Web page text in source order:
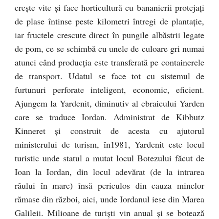
creşte vite şi face horticultură cu bananierii protejaţi
de plase întinse peste kilometri întregi de plantaţie,
iar fructele crescute direct în pungile albăstrii legate
de pom, ce se schimbă cu unele de culoare gri numai
atunci când producţia este transferată pe containerele
de transport. Udatul se face tot cu sistemul de
furtunuri perforate inteligent, economic, eficient.
Ajungem la Yardenit, diminutiv al ebraicului Yarden
care se traduce Iordan. Administrat de Kibbutz
Kinneret şi construit de acesta cu ajutorul
ministerului de turism, în1981, Yardenit este locul
turistic unde statul a mutat locul Botezului făcut de
Ioan la Iordan, din locul adevărat (de la intrarea
râului în mare) însă periculos din cauza minelor
rămase din război, aici, unde Iordanul iese din Marea
Galileii. Milioane de turişti vin anual şi se botează